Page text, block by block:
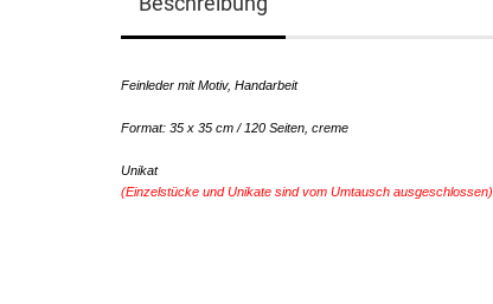
Feinleder mit Motiv, Handarbeit
Format: 35 x 35 cm / 120 Seiten, creme
Unikat
(Einzelstücke und Unikate sind vom Umtausch ausgeschlossen)